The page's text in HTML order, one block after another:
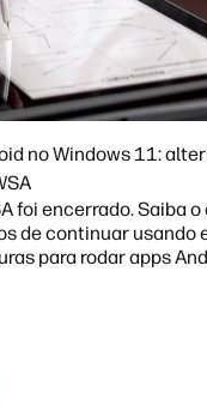
no Windows 11:
foi encerrado. Saiba o
de continuar usando
para rodar apps